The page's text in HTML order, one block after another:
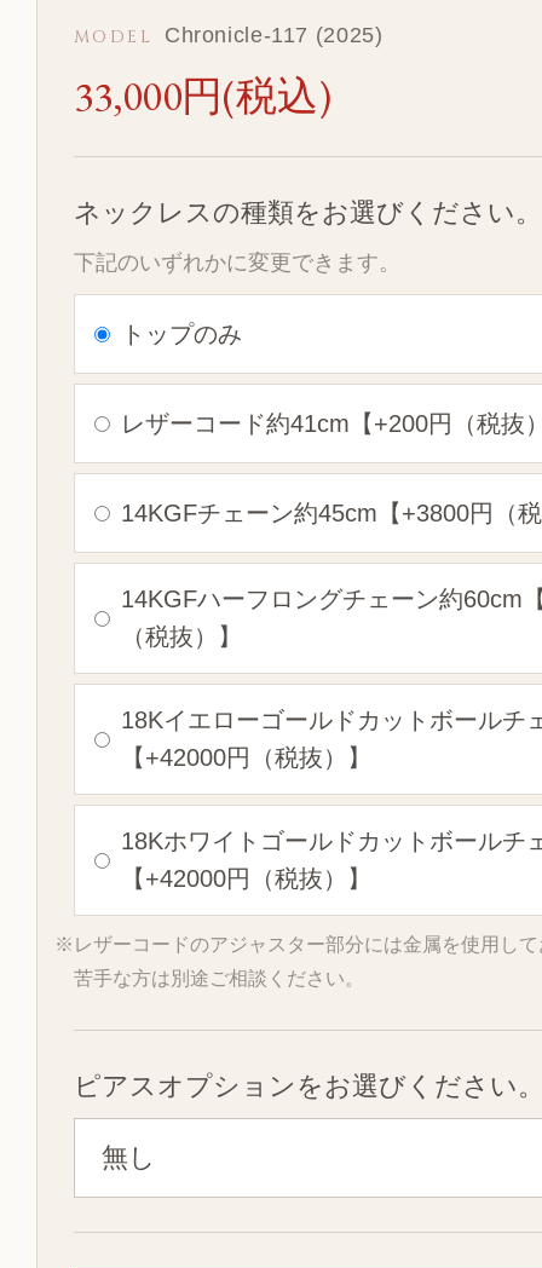
MODEL Chronicle-117 (2025)
33,000円(税込)
ネックレスの種類をお選びください。
下記のいずれかに変更できます。
トップのみ
レザーコード約41cm【+200円（税抜
14KGFチェーン約45cm【+3800円（
14KGFハーフロングチェーン約60cm
（税抜）】
18Kイエローゴールドカットボールチ
【+42000円（税抜）】
18Kホワイトゴールドカットボールチ
【+42000円（税抜）】
※レザーコードのアジャスター部分には金属を使用し
苦手な方は別途ご相談ください。
ピアスオプションをお選びください